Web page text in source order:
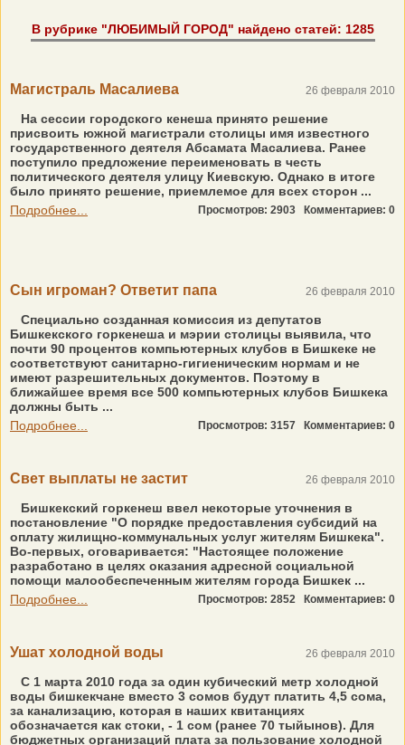
В рубрике "ЛЮБИМЫЙ ГОРОД" найдено статей: 1285
Магистраль Масалиева 26 февраля 2010
На сессии городского кенеша принято решение
присвоить южной магистрали столицы имя известного
государственного деятеля Абсамата Масалиева. Ранее
поступило предложение переименовать в честь
политического деятеля улицу Киевскую. Однако в итоге
было принято решение, приемлемое для всех сторон ...
Подробнее...
Просмотров: 2903 Комментариев: 0
Сын игроман? Ответит папа 26 февраля 2010
Специально созданная комиссия из депутатов
Бишкекского горкенеша и мэрии столицы выявила, что
почти 90 процентов компьютерных клубов в Бишкеке не
соответствуют санитарно-гигиеническим нормам и не
имеют разрешительных документов. Поэтому в
ближайшее время все 500 компьютерных клубов Бишкека
должны быть ...
Подробнее...
Просмотров: 3157 Комментариев: 0
Свет выплаты не застит 26 февраля 2010
Бишкекский горкенеш ввел некоторые уточнения в
постановление "О порядке предоставления субсидий на
оплату жилищно-коммунальных услуг жителям Бишкека".
Во-первых, оговаривается: "Настоящее положение
разработано в целях оказания адресной социальной
помощи малообеспеченным жителям города Бишкек ...
Подробнее...
Просмотров: 2852 Комментариев: 0
Ушат холодной воды 26 февраля 2010
С 1 марта 2010 года за один кубический метр холодной
воды бишкекчане вместо 3 сомов будут платить 4,5 сома,
за канализацию, которая в наших квитанциях
обозначается как стоки, - 1 сом (ранее 70 тыйынов). Для
бюджетных организаций плата за пользование холодной